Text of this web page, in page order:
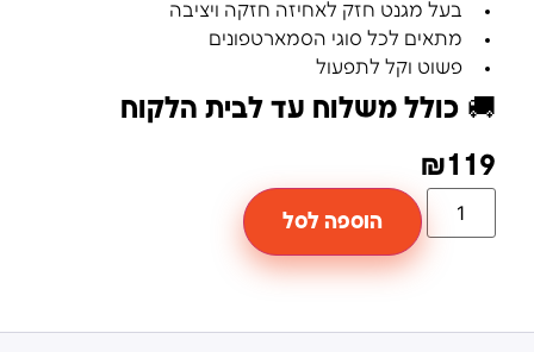
בעל מגנט חזק לאחיזה חזקה ויציבה
מתאים לכל סוגי הסמארטפונים
פשוט וקל לתפעול
🚚 כולל משלוח עד לבית הלקוח
₪119
הוספה לסל